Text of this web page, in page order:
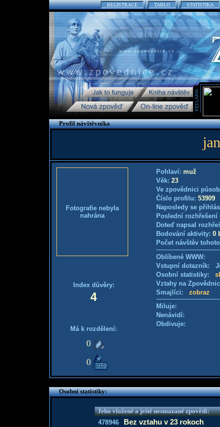
REGISTRACE TABLO STATISTIKA
Profil návštěvníka
Fotografie nebyla
nahrána
Index důvěry:
4
Má k rozdělení:
0
0
Pohlaví: muž
Věk: 23
Ve zpovědnici
Číslo profilu: 53909
Naposledy se
Poslední
Doteď napsal
Bodování aktivity: 0
Počet návštěv
Oblíbené WWW:
Vstupní dotazník:
Osobní statistiky:
Vztahy na
Smajlíci: zobraz
Miluje:
Nenávidí:
Obdivuje:
Osobní statistiky:
Jeho vložené a ještě nesmazané zpovědi:
478946
Bez vztahu v 23 rokoch